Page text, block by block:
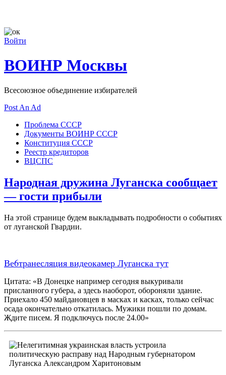
Войти
ВОИНР Москвы
Всесоюзное объединение избирателей
Post An Ad
Проблема СССР
Документы ВОИНР СССР
Конституция СССР
Реестр кредиторов
ВЦСПС
Народная дружина Луганска сообщает
— гости прибыли
На этой странице будем выкладывать подробности о событиях
от луганской Гвардии.
Ве6транесляция видеокамер Луганска тут
Цитата: «В Донецке например сегодня выкуривали
присланного губера, а здесь наоборот, обороняли здание.
Приехало 450 майдановцев в масках и касках, только сейчас
осада окончательно откатилась. Мужики пошли по домам.
Ждите писем. Я подключусь после 24.00»
Нелегитимная украинская власть устроила
политическую расправу над Народным губернатором
Луганска Александром Харитоновым